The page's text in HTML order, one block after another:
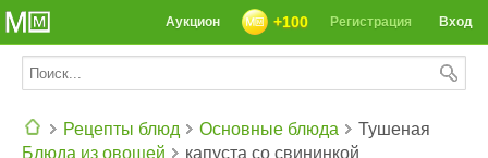
Вход
Регистрация
+100
Аукцион
Рецепты блюд
Основные блюда
Блюда из овощей
Тушеная
капуста со свининкой